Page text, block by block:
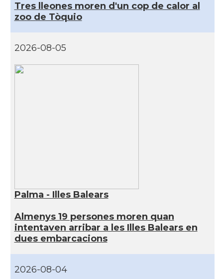
Tres lleones moren d'un cop de calor al
zoo de Tòquio
2026-08-05
Palma - Illes Balears
Almenys 19 persones moren quan
intentaven arribar a les Illes Balears en
dues embarcacions
2026-08-04